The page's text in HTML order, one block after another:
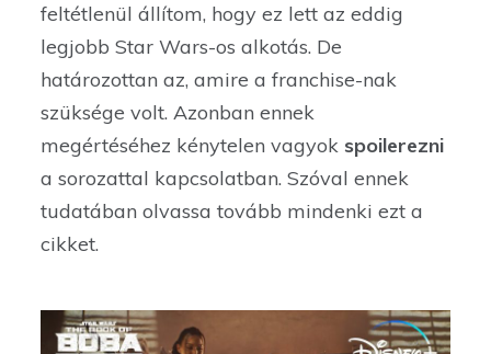
feltétlenül állítom, hogy ez lett az eddig
legjobb Star Wars-os alkotás. De
határozottan az, amire a franchise-nak
szüksége volt. Azonban ennek
megértéséhez kénytelen vagyokspoilerezni
a sorozattal kapcsolatban. Szóval ennek
tudatában olvassa tovább mindenki ezt a
cikket.